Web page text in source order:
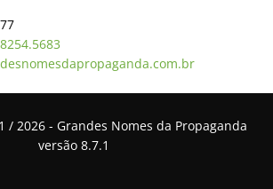
/ 2026 - Grandes Nomes da Propaganda
versão 8.7.1